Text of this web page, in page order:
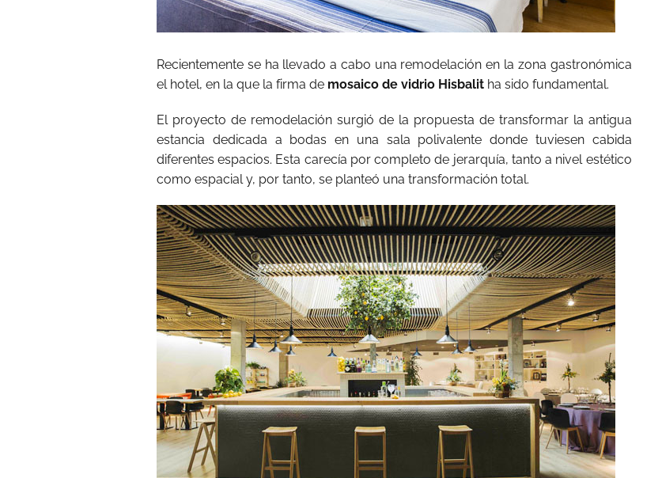
Recientemente se ha llevado a cabo una remodelación en la zona gastronómica
el hotel, en la que la firma de mosaico de vidrio Hisbalit ha sido fundamental.
El proyecto de remodelación surgió de la propuesta de transformar la antigua
estancia dedicada a bodas en una sala polivalente donde tuviesen cabida
diferentes espacios. Esta carecía por completo de jerarquía, tanto a nivel estético
como espacial y, por tanto, se planteó una transformación total.